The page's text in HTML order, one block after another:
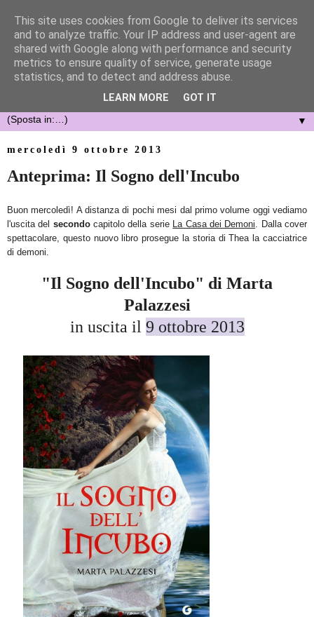
▼
mercoledì 9 ottobre 2013
Anteprima: Il Sogno dell'Incubo
Buon mercoledì! A distanza di pochi mesi dal primo volume oggi vediamo
l'uscita del secondocapitolo della serie La Casa dei Demoni . Dalla cover
spettacolare, questo nuovo libro prosegue la storia di Thea la cacciatrice
di demoni.
"Il Sogno dell'Incubo" di Marta
Palazzesi
in uscita il 9 ottobre 2013
This site uses cookies from Google to deliver its services
and to analyze traffic. Your IP address and user-agent are
shared with Google along with performance and security
metrics to ensure quality of service, generate usage
statistics, and to detect and address abuse.
LEARN MORE GOT IT